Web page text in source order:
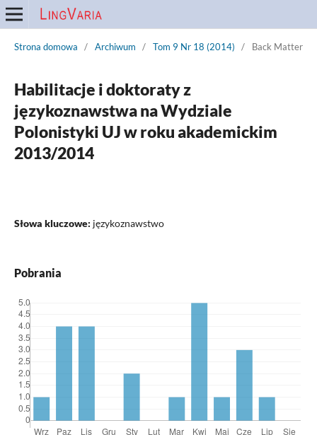
Strona domowa / Archiwum / Tom 9 Nr 18 (2014) / Back Matter
Habilitacje i doktoraty z
językoznawstwa na Wydziale
Polonistyki UJ w roku akademickim
2013/2014
Słowa kluczowe: językoznawstwo
Pobrania